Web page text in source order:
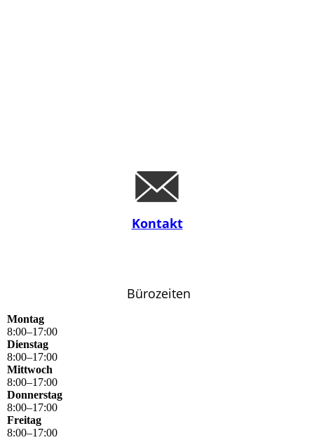
Kontakt
Bürozeiten
Montag
8:00–17:00
Dienstag
8:00–17:00
Mittwoch
8:00–17:00
Donnerstag
8:00–17:00
Freitag
8:00–17:00